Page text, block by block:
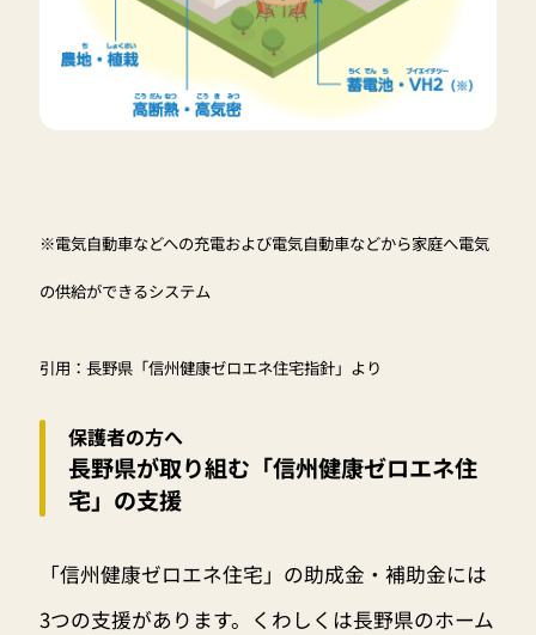
※電気自動車などへの充電および電気自動車などから家庭へ電気
の供給ができるシステム
引用：長野県「信州健康ゼロエネ住宅指針」より
保護者の方へ
長野県が取り組む「信州健康ゼロエネ住
宅」の支援
「信州健康ゼロエネ住宅」の助成金・補助金には
3つの支援があります。くわしくは長野県のホーム